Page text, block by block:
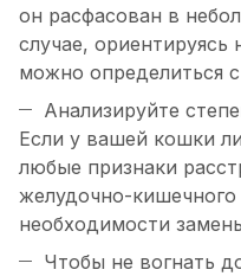
он расфасован в
случае, ориентируясь
можно определиться
Анализируйте
Если у вашей кошки
любые признаки
желудочно-кишечного
необходимости
Чтобы не вогнать